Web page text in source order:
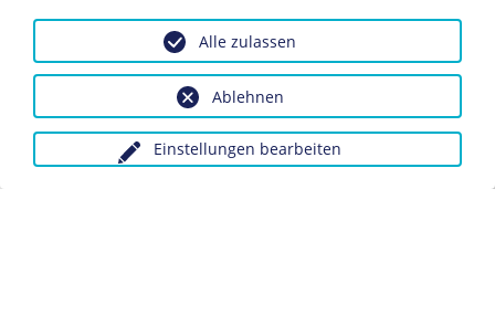
Inv.-Nr.: Orgel-Köhne 2659/8
Dieses Objekt ist eingebunden in folgende LeMO-Seite:
Die Fotografie im NS-Regime
Anfragen wegen Bildvorlagen bitte unter Angabe des
Einstellungen bearbeiten
Ablehnen
Alle zulassen